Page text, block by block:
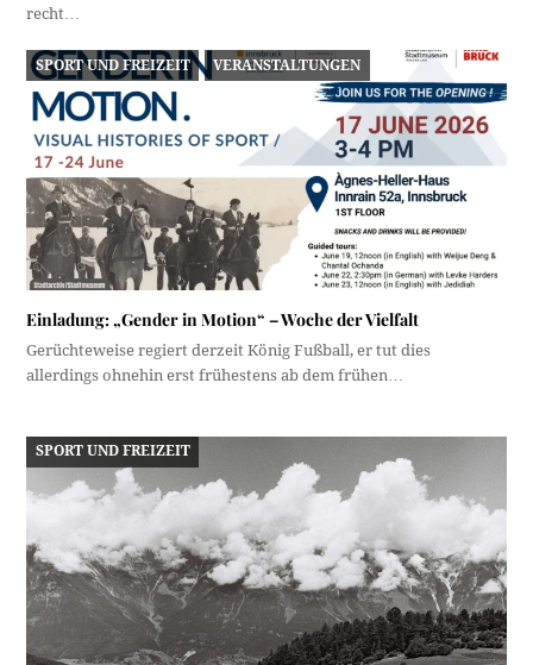
recht…
SPORT UND FREIZEIT VERANSTALTUNGEN
Einladung: „Gender in Motion“ – Woche der Vielfalt
Gerüchteweise regiert derzeit König Fußball, er tut dies
allerdings ohnehin erst frühestens ab dem frühen…
SPORT UND FREIZEIT